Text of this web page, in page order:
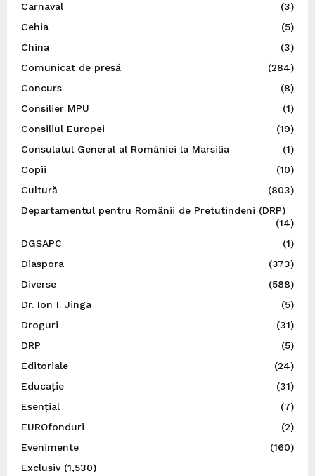
Carnaval
(3)
Cehia
(5)
China
(3)
Comunicat de presă
(284)
Concurs
(8)
Consilier MPU
(1)
Consiliul Europei
(19)
Consulatul General al României la Marsilia
(1)
Copii
(10)
Cultură
(803)
Departamentul pentru Românii de Pretutindeni (DRP)
(14)
DGSAPC
(1)
Diaspora
(373)
Diverse
(588)
Dr. Ion I. Jinga
(5)
Droguri
(31)
DRP
(5)
Editoriale
(24)
Educație
(31)
Esențial
(7)
EUROfonduri
(2)
Evenimente
(160)
Exclusiv(1,530)